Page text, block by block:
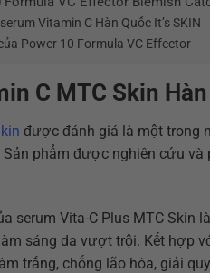
Vitamin C Hàn Quốc It’s SKIN
Power 10 Formula VC Effector
C MTC Skin
được đánh giá là một trong
phẩm được nghiên cứu và
serum Vita-C Plus MTC Skin
sáng da vượt trội. Kết hợp
trắng, chống lão hóa, giải